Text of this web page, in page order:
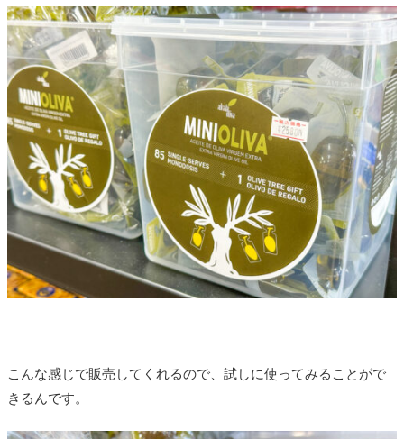
こんな感じで販売してくれるので、試しに使ってみることがで
きるんです。